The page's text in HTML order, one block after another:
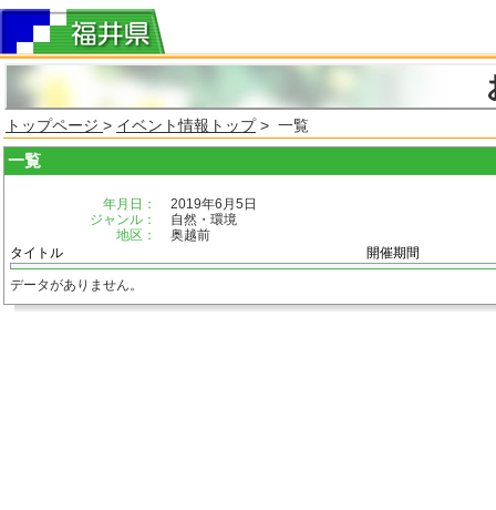
トップページ > イベント情報トップ> 一覧
一覧
年月日：
2019年6月5日
ジャンル：
自然・環境
地区：
奥越前
タイトル
開催期間
データがありません。